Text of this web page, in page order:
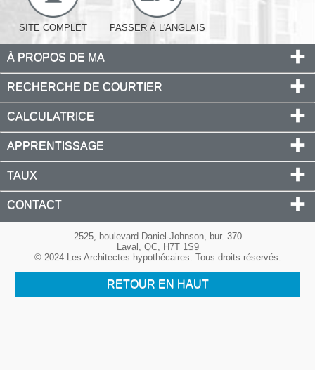
SITE COMPLET PASSER À L'ANGLAIS
À PROPOS DE MA
RECHERCHE DE COURTIER
CALCULATRICE
APPRENTISSAGE
TAUX
CONTACT
2525, boulevard Daniel-Johnson, bur. 370
Laval, QC, H7T 1S9
© 2024 Les Architectes hypothécaires. Tous droits réservés.
RETOUR EN HAUT